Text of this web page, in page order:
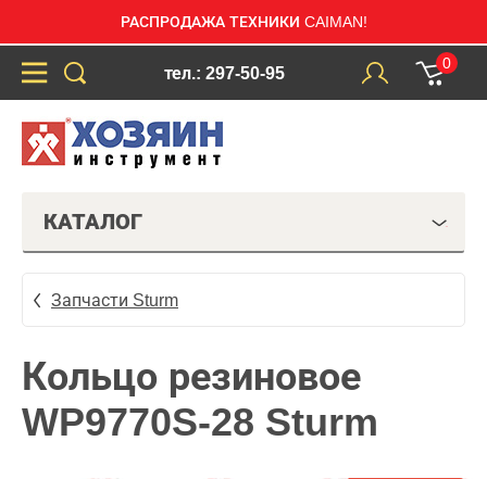
РАСПРОДАЖА ТЕХНИКИ CAIMAN!
тел.: 297-50-95
0
КАТАЛОГ
Запчасти Sturm
Кольцо резиновое
WP9770S-28 Sturm